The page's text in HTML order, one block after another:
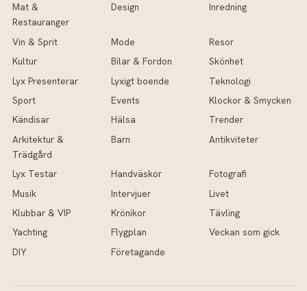
Mat &
Restauranger
Design Inredning
Vin & Sprit Mode
Resor
Kultur
Bilar & Fordon
Skönhet
Lyx Presenterar
Lyxigt boende
Teknologi
Sport
Events
Klockor & Smycken
Kändisar
Hälsa
Trender
Arkitektur &
Trädgård
Barn Antikviteter
Lyx Testar Handväskor
Fotografi
Musik
Intervjuer
Livet
Klubbar & VIP
Krönikor
Tävling
Yachting
Flygplan
Veckan som gick
DIY
Företagande